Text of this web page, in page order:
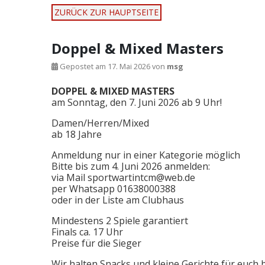
ZURÜCK ZUR HAUPTSEITE
Doppel & Mixed Masters
Gepostet am 17. Mai 2026von msg
DOPPEL & MIXED MASTERS
am Sonntag, den 7. Juni 2026 ab 9 Uhr!
Damen/Herren/Mixed
ab 18 Jahre
Anmeldung nur in einer Kategorie möglich
Bitte bis zum 4. Juni 2026 anmelden:
via Mail sportwartintcm@web.de
per Whatsapp 01638000388
oder in der Liste am Clubhaus
Mindestens 2 Spiele garantiert
Finals ca. 17 Uhr
Preise für die Sieger